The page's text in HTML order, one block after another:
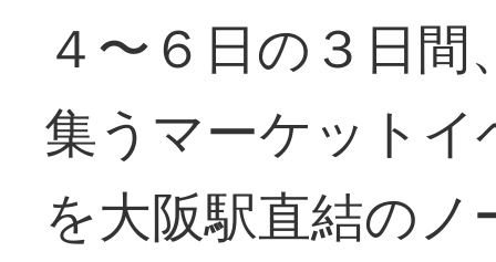
４〜６日の３日
集うマーケットイ
を大阪駅直結の